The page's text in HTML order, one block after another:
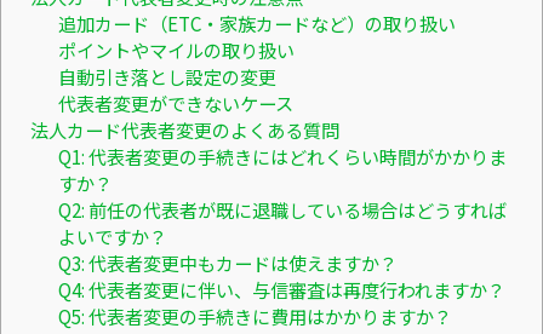
追加カード（ETC・家族カードなど）の取り扱い
ポイントやマイルの取り扱い
自動引き落とし設定の変更
代表者変更ができないケース
法人カード代表者変更のよくある質問
Q1: 代表者変更の手続きにはどれくらい時間がかかりま
すか？
Q2: 前任の代表者が既に退職している場合はどうすれば
よいですか？
Q3: 代表者変更中もカードは使えますか？
Q4: 代表者変更に伴い、与信審査は再度行われますか？
Q5: 代表者変更の手続きに費用はかかりますか？